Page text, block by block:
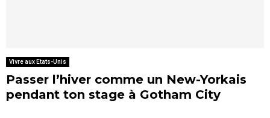
Vivre aux Etats-Unis
Passer l’hiver comme un New-Yorkais
pendant ton stage à Gotham City